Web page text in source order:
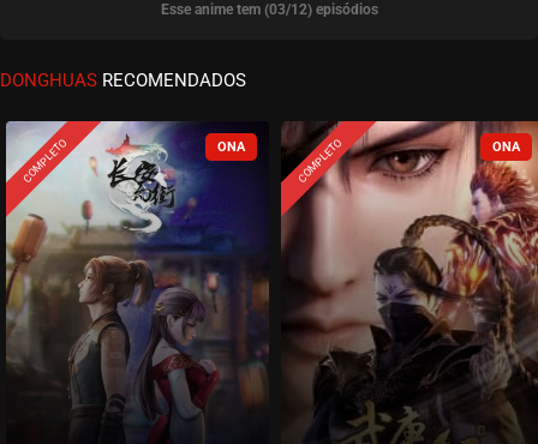
ASSISTIDO
ASSISTIDO
EPISÓDIO 06
ASSISTIDO
EPISÓDIO 05
dezembro 28, 2020
ASSISTIDO
EPISÓDIO 04
dezembro 20, 2020
Esse anime tem (03/12) episódios
DONGHUAS RECOMENDADOS
COMPLETO COMPLETO